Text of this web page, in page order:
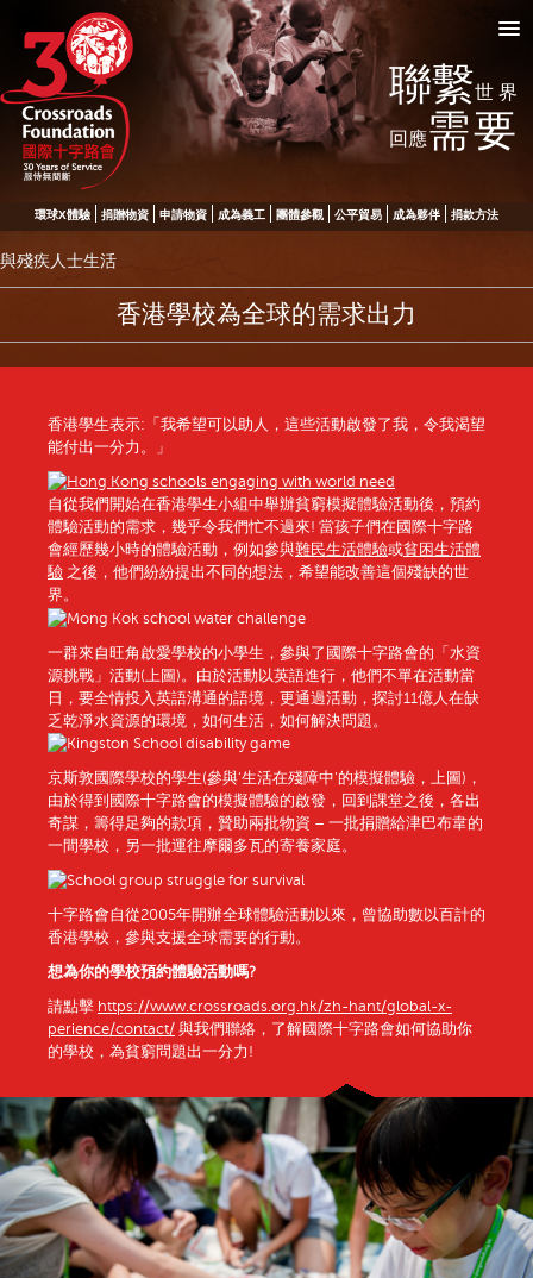
聯繫世界
回應需要
環球X體驗 捐贈物資 申請物資 成為義工 團體參觀 公平貿易 成為夥伴 捐款方法
與殘疾人士生活
香港學校為全球的需求出力
香港學生表示:「我希望可以助人，這些活動啟發了我，令我渴望
能付出一分力。」
自從我們開始在香港學生小組中舉辦貧窮模擬體驗活動後，預約
體驗活動的需求，幾乎令我們忙不過來! 當孩子們在國際十字路
會經歷幾小時的體驗活動，例如參與難民生活體驗或貧困生活體
驗 之後，他們紛紛提出不同的想法，希望能改善這個殘缺的世
界。
一群來自旺角啟愛學校的小學生，參與了國際十字路會的「水資
源挑戰」活動(上圖)。由於活動以英語進行，他們不單在活動當
日，要全情投入英語溝通的語境，更通過活動，探討11億人在缺
乏乾淨水資源的環境，如何生活，如何解決問題。
京斯敦國際學校的學生(參與‘生活在殘障中‘的模擬體驗，上圖)，
由於得到國際十字路會的模擬體驗的啟發，回到課堂之後，各出
奇謀，籌得足夠的款項，贊助兩批物資 – 一批捐贈給津巴布韋的
一間學校，另一批運往摩爾多瓦的寄養家庭。
十字路會自從2005年開辦全球體驗活動以來，曾協助數以百計的
香港學校，參與支援全球需要的行動。
想為你的學校預約體驗活動嗎?
請點擊 https://www.crossroads.org.hk/zh-hant/global-x-
perience/contact/ 與我們聯絡，了解國際十字路會如何協助你
的學校，為貧窮問題出一分力!